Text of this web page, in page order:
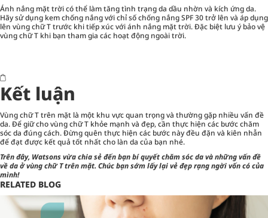
Ánh nắng mặt trời có thể làm tăng tình trạng da dầu nhờn và kích ứng da.
Hãy sử dụng kem chống nắngvới chỉ số chống nắng SPF 30 trở lên và áp dụng
lên vùng chữ T trước khi tiếp xúc với ánh nắng mặt trời. Đặc biệt lưu ý bảo vệ
vùng chữ T khi bạn tham gia các hoạt động ngoài trời.
Kết luận
Vùng chữ T trên mặt là một khu vực quan trọng và thường gặp nhiều vấn đề
da. Để giữ cho vùng chữ T khỏe mạnh và đẹp, cần thực hiện các bước chăm
sóc da đúng cách. Đừng quên thực hiện các bước này đều đặn và kiên nhẫn
để đạt được kết quả tốt nhất cho làn da của bạn nhé.
Trên đây, Watsons vừa chia sẻ đến bạn bí quyết chăm sóc da và những vấn đề
về da ở vùng chữ T trên mặt. Chúc bạn sớm lấy lại vẻ đẹp rạng ngời vốn có của
mình!
RELATED BLOG